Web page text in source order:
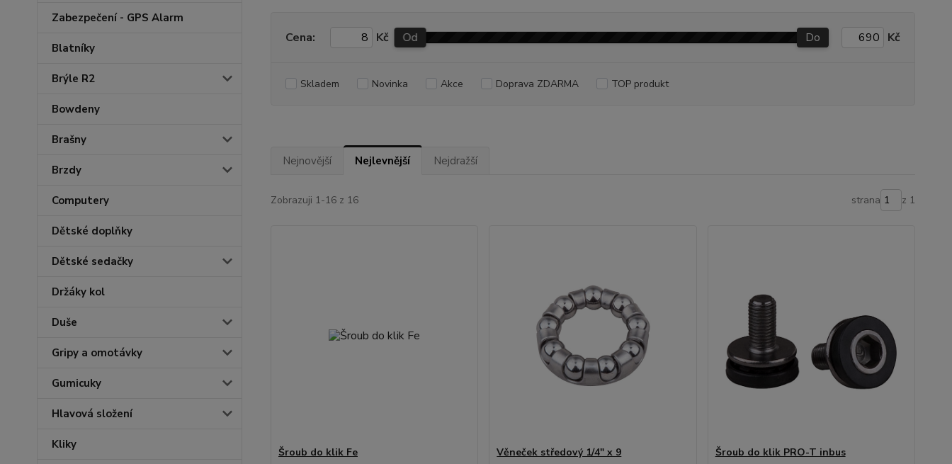
Zabezpečení - GPS Alarm
Blatníky
Brýle R2
Bowdeny
Brašny
Brzdy
Computery
Dětské doplňky
Dětské sedačky
Držáky kol
Duše
Gripy a omotávky
Gumicuky
Hlavová složení
Kliky
Cena: Kč Od Do Kč
Skladem Novinka Akce Doprava ZDARMA TOP produkt
Nejnovější Nejlevnější Nejdražší
Zobrazuji 1-16 z 16 strana z 1
Šroub do klik Fe Věneček středový 1/4" x 9 Šroub do klik PRO-T inbus